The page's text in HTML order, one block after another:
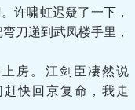
许啸虹迟疑了一下，
刀递到武凤楼手里，
房。江剑臣凄然说
快回京复命，我走